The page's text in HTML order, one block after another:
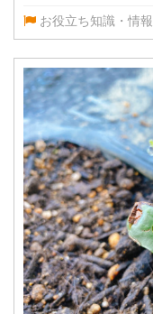
お役立ち知識・情報